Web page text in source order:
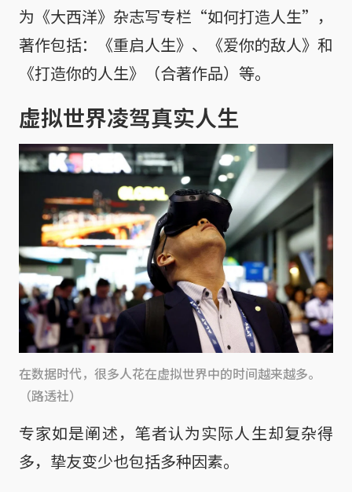
为《大西洋》杂志写专栏“如何打造人生”，
著作包括：《重启人生》、《爱你的敌人》和
《打造你的人生》（合著作品）等。
虚拟世界凌驾真实人生
在数据时代，很多人花在虚拟世界中的时间越来越多。
（路透社）
专家如是阐述，笔者认为实际人生却复杂得
多，挚友变少也包括多种因素。